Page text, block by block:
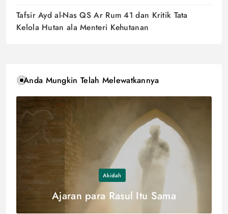
Tafsir Ayd al-Nas QS Ar Rum 41 dan Kritik Tata
Kelola Hutan ala Menteri Kehutanan
Anda Mungkin Telah Melewatkannya
Akidah
Ajaran para Rasul Itu Sama